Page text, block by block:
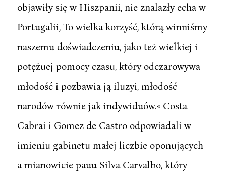
objawiły się w Hiszpanii, nie znalazły echa w
Portugalii, To wielka korzyść, którą winniśmy
naszemu doświadczeniu, jako też wielkiej i
potężuej pomocy czasu, który odczarowywa
młodość i pozbawia ją iluzyi, młodość
narodów równie jak indywiduów.« Costa
Cabrai i Gomez de Castro odpowiadali w
imieniu gabinetu małej liczbie oponujących
a mianowicie pauu Silva Carvalbo, który